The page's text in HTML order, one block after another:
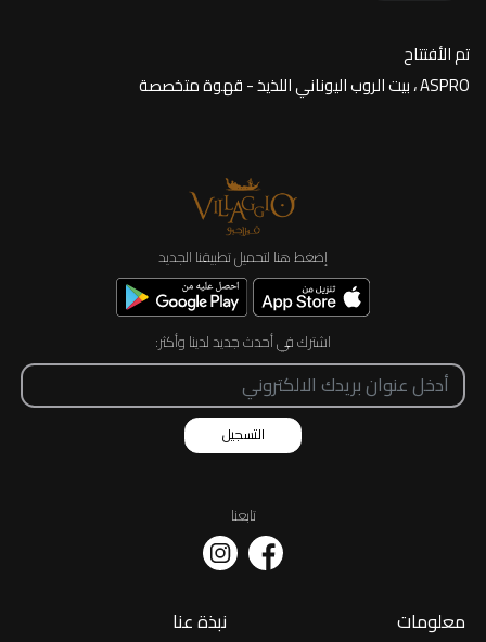
تم الأفتتاح
ASPRO ، بيت الروب اليوناني اللذيذ - قهوة متخصصة
إضغط هنا لتحميل تطبيقنا الجديد
اشترك في أحدث جديد لدينا وأكثر:
التسجيل
تابعنا
معلومات نبذة عنا